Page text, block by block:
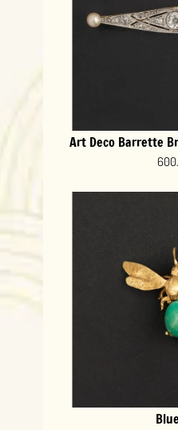
Art Deco Barrette